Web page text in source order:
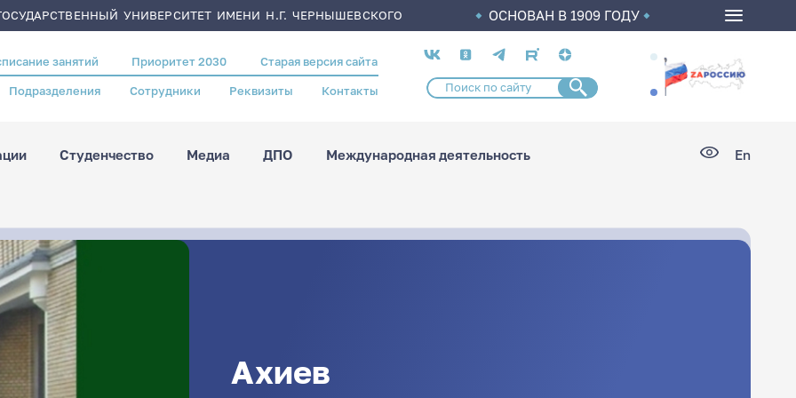
УНИВЕРСИТЕТ ИМЕНИ Н.Г. ЧЕРНЫШЕВСКОГО ОСНОВАН В 1909 ГОДУ
занятий Приоритет 2030 Старая версия сайта
Подразделения Сотрудники Реквизиты Контакты
Социальные
сети
Студенчество Медиа ДПО Международная деятельность En
Ахиев